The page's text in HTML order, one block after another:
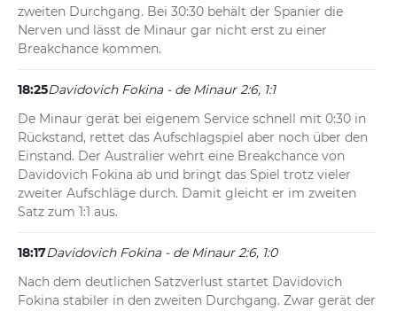
zweiten Durchgang. Bei 30:30 behält der Spanier die
Nerven und lässt de Minaur gar nicht erst zu einer
Breakchance kommen.
18:25Davidovich Fokina - de Minaur 2:6, 1:1
De Minaur gerät bei eigenem Service schnell mit 0:30 in
Rückstand, rettet das Aufschlagspiel aber noch über den
Einstand. Der Australier wehrt eine Breakchance von
Davidovich Fokina ab und bringt das Spiel trotz vieler
zweiter Aufschläge durch. Damit gleicht er im zweiten
Satz zum 1:1 aus.
18:17Davidovich Fokina - de Minaur 2:6, 1:0
Nach dem deutlichen Satzverlust startet Davidovich
Fokina stabiler in den zweiten Durchgang. Zwar gerät der